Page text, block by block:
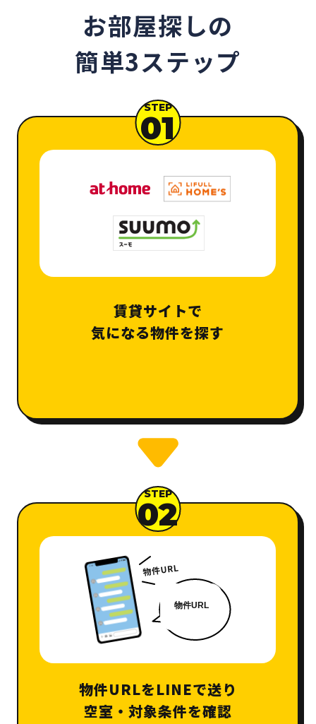
お部屋探しの
簡単3ステップ
STEP
01
賃貸サイトで
気になる物件を探す
STEP
02
物件URLをLINEで送り
空室・対象条件を確認